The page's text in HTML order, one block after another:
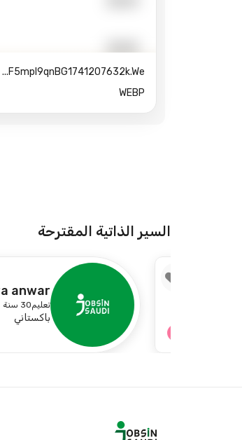
F5mpI9qnBG1741207632k.we...
WEBP
السير الذاتية المقترحة
iqra anwar
تعليم 30 سنة
باكستاني